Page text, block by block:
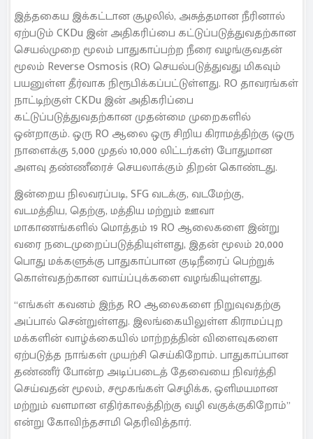
இத்தகைய இக்கட்டான சூழலில், அசுத்தமான நீரினால்
ஏற்படும் CKDu இன் அதிகரிப்பை கட்டுப்படுத்துவதற்கான
செயல்முறை மூலம் பாதுகாப்பற்ற நீரை வழங்குவதன்
மூலம் Reverse Osmosis (RO) செயல்படுத்துவது மிகவும்
பயனுள்ள தீர்வாக நிரூபிக்கப்பட்டுள்ளது. RO தாவரங்கள்
நாட்டிற்குள் CKDu இன் அதிகரிப்பை
கட்டுப்படுத்துவதற்கான முதன்மை முறைகளில்
ஒன்றாகும். ஒரு RO ஆலை ஒரு சிறிய கிராமத்திற்கு (ஒரு
நாளைக்கு 5,000 முதல் 10,000 லிட்டர்கள்) போதுமான
அளவு தண்ணீரைச் செயலாக்கும் திறன் கொண்டது.
இன்றைய நிலவரப்படி, SFG வடக்கு, வடமேற்கு,
வடமத்திய, தெற்கு, மத்திய மற்றும் ஊவா
மாகாணங்களில் மொத்தம் 19 RO ஆலைகளை இன்று
வரை நடைமுறைப்படுத்தியுள்ளது, இதன் மூலம் 20,000
பொது மக்களுக்கு பாதுகாப்பான குடிநீரைப் பெற்றுக்
கொள்வதற்கான வாய்ப்புக்களை வழங்கியுள்ளது.
“எங்கள் கவனம் இந்த RO ஆலைகளை நிறுவுவதற்கு
அப்பால் சென்றுள்ளது. இலங்கையிலுள்ள கிராமப்புற
மக்களின் வாழ்க்கையில் மாற்றத்தின் விளைவுகளை
ஏற்படுத்த நாங்கள் முயற்சி செய்கிறோம். பாதுகாப்பான
தண்ணீர் போன்ற அடிப்படைத் தேவையை நிவர்த்தி
செய்வதன் மூலம், சமூகங்கள் செழிக்க, ஒளிமயமான
மற்றும் வளமான எதிர்காலத்திற்கு வழி வகுக்குகிறோம்”
என்று கோவிந்தசாமி தெரிவித்தார்.